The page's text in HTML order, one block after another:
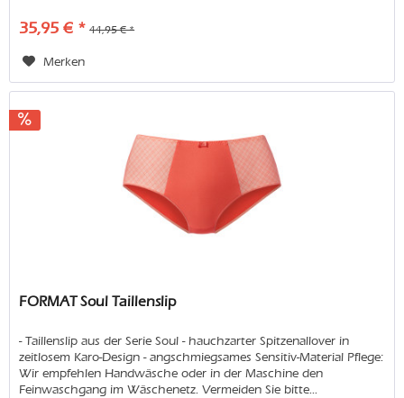
35,95 € * 44,95 € *
Merken
FORMAT Soul Taillenslip
- Taillenslip aus der Serie Soul - hauchzarter Spitzenallover in
zeitlosem Karo-Design - angschmiegsames Sensitiv-Material Pflege:
Wir empfehlen Handwäsche oder in der Maschine den
Feinwaschgang im Wäschenetz. Vermeiden Sie bitte...